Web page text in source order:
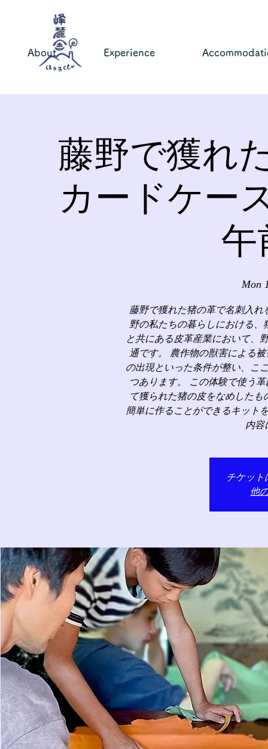
About Experience
藤野で獲れ
カードケー
午
Mon
藤野で獲れた猪の革で名刺入
野の私たちの暮らしにおける
と共にある皮革産業において、
通です。 農作物の獣害による
の出現といった条件が整い、こ
つあります。 この体験で使う
て獲られた猪の皮をなめした
簡単に作ることができるキット
内容
チケット
他